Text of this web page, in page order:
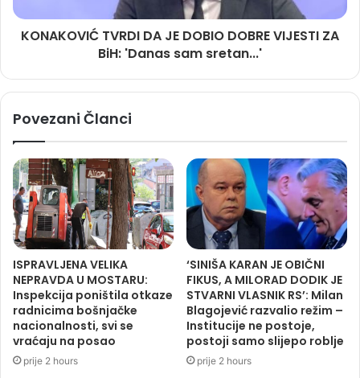
KONAKOVIĆ TVRDI DA JE DOBIO DOBRE VIJESTI ZA
BiH: 'Danas sam sretan...'
Povezani Članci
ISPRAVLJENA VELIKA
NEPRAVDA U MOSTARU:
Inspekcija poništila otkaze
radnicima bošnjačke
nacionalnosti, svi se
vraćaju na posao
prije 2 hours
‘SINIŠA KARAN JE OBIČNI
FIKUS, A MILORAD DODIK JE
STVARNI VLASNIK RS’: Milan
Blagojević razvalio režim –
Institucije ne postoje,
postoji samo slijepo roblje
prije 2 hours